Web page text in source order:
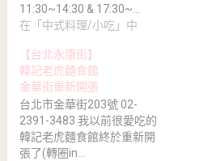
11:30~14:30 & 17:30~…
在「中式料理/小吃」中
【台北永康街】
韓記老虎麵食館
金華街重新開張
台北市金華街203號 02-
2391-3483 我以前很愛吃的
韓記老虎麵食館終於重新開
張了(轉圈in…